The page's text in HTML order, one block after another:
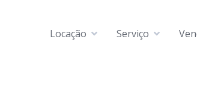
Locação Serviço